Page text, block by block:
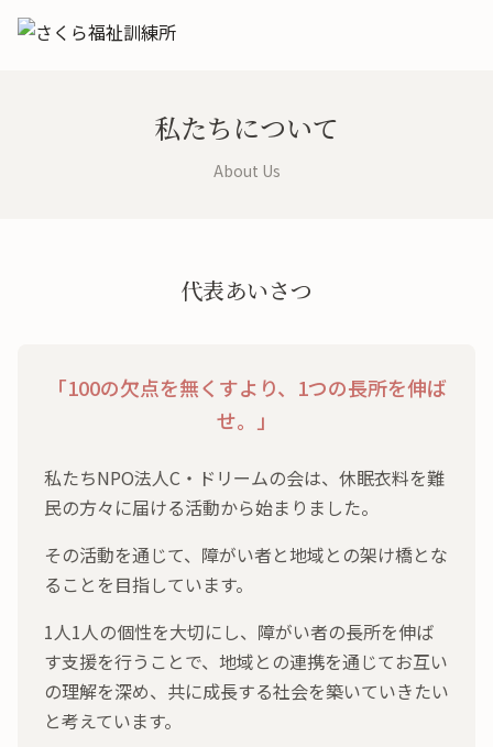
私たちについて
About Us
代表あいさつ
「100の欠点を無くすより、1つの長所を伸ば
せ。」
私たちNPO法人C・ドリームの会は、休眠衣料を難
民の方々に届ける活動から始まりました。
その活動を通じて、障がい者と地域との架け橋とな
ることを目指しています。
1人1人の個性を大切にし、障がい者の長所を伸ば
す支援を行うことで、地域との連携を通じてお互い
の理解を深め、共に成長する社会を築いていきたい
と考えています。